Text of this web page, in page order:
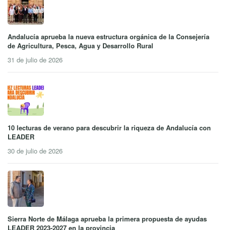
Andalucía aprueba la nueva estructura orgánica de la Consejería
de Agricultura, Pesca, Agua y Desarrollo Rural
31 de julio de 2026
10 lecturas de verano para descubrir la riqueza de Andalucía con
LEADER
30 de julio de 2026
Sierra Norte de Málaga aprueba la primera propuesta de ayudas
LEADER 2023-2027 en la provincia